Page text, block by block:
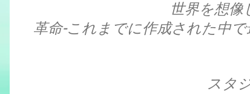
世界を想
革命-これまでに作成された中
スタ